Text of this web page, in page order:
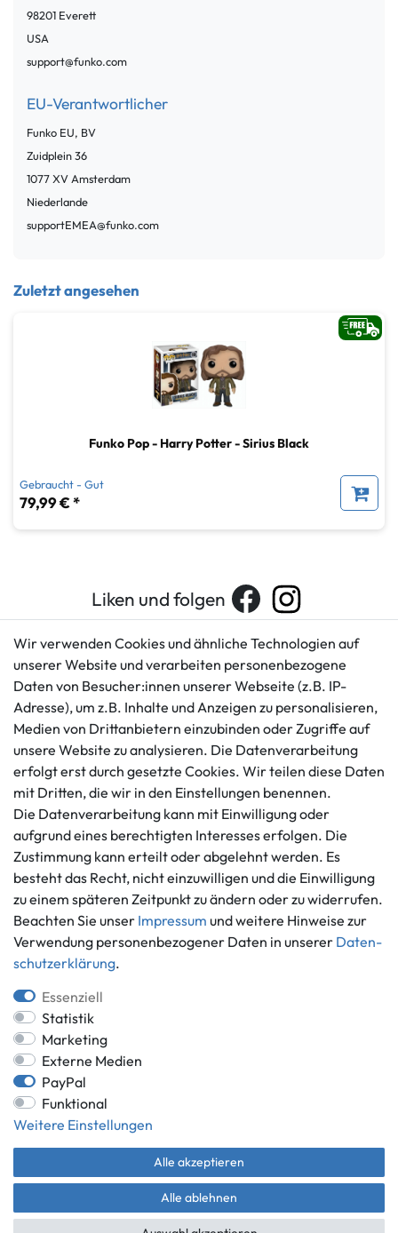
98201 Everett
USA
support@funko.com
EU-Verantwortlicher
Funko EU, BV
Zuidplein36
1077 XV Amsterdam
Niederlande
supportEMEA@funko.com
Zuletzt angesehen
Funko Pop - Harry Potter - Sirius Black
Gebraucht - Gut
79,99 € *
Liken und folgen
Kundenservice
+49 421 596586
Mo. - Fr. 9 - 16 Uhr
info@gameworld.de
Kontaktformular
Rechtliches
AGB
Impressum
Datenschutzerklärung
Barrierefreiheitserklärung
Widerrufs­recht
Vertrag widerrufen
Informationen
Ankauf
Über uns
Häufig gestellte Fragen
Zahlung und Versand
Batterieentsorgung
Zahlungsmöglichkeiten
*Alle Preise inkl. gesetzlicher MwSt.,
** gilt für Lieferungen innerhalb Deutschlands, Lieferzeiten für andere
Länder entnehmen Sie bitte der Schaltfläche mit den
Versandinformationen.
© Game World 2026 | Alle Rechte vorbehalten.
Wir verwenden Cookies und ähnliche Technologien auf
unserer Website und verarbeiten personenbezogene
Daten von Besucher:innen unserer Webseite (z.B. IP-
Adresse), um z.B. Inhalte und Anzeigen zu personalisieren,
Medien von Drittanbietern einzubinden oder Zugriffe auf
unsere Website zu analysieren. Die Datenverarbeitung
erfolgt erst durch gesetzte Cookies. Wir teilen diese Daten
mit Dritten, die wir in den Einstellungen benennen.
Die Datenverarbeitung kann mit Einwilligung oder
aufgrund eines berechtigten Interesses erfolgen. Die
Zustimmung kann erteilt oder abgelehnt werden. Es
besteht das Recht, nicht einzuwilligen und die Einwilligung
zu einem späteren Zeitpunkt zu ändern oder zu widerrufen.
Beachten Sie unser Impressum und weitere Hinweise zur
Verwendung personenbezogener Daten in unserer Daten­
schutz­erklärung.
Essenziell
Statistik
Marketing
Externe Medien
PayPal
Funktional
Weitere Einstellungen
Alle akzeptieren
Alle ablehnen